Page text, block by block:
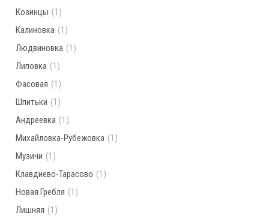
Козинцы (1)
Калиновка (1)
Людвиновка (1)
Липовка (1)
Фасовая (1)
Шпитьки (1)
Андреевка (1)
Михайловка-Рубежовка (1)
Музичи (1)
Клавдиево-Тарасово (1)
Новая Гребля (1)
Лишняя (1)